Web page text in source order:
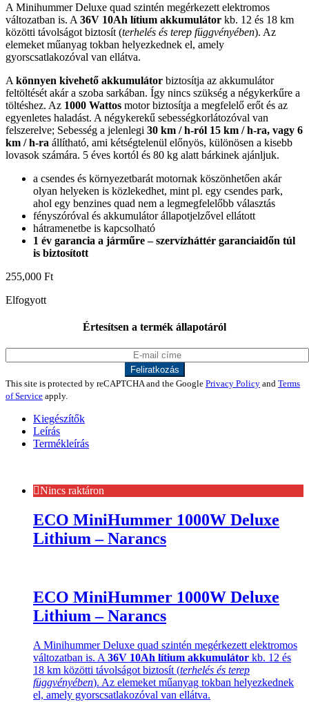
A Minihummer Deluxe quad szintén megérkezett elektromos
változatban is. A 36V 10Ah lítium akkumulátor kb. 12 és 18 km
közötti távolságot biztosít (terhelés és terep függvényében). Az
elemeket műanyag tokban helyezkednek el, amely
gyorscsatlakozóval van ellátva.
A könnyen kivehető akkumulátor biztosítja az akkumulátor
feltöltését akár a szoba sarkában. Így nincs szükség a négykerkűre a
töltéshez. Az 1000 Wattos motor biztosítja a megfelelő erőt és az
egyenletes haladást. A négykerekű sebességkorlátozóval van
felszerelve; Sebesség a jelenlegi 30 km / h-ról 15 km / h-ra, vagy 6
km / h-ra állítható, ami kétségtelenül előnyös, különösen a kisebb
lovasok számára. 5 éves kortól és 80 kg alatt bárkinek ajánljuk.
a csendes és környezetbarát motornak köszönhetően akár
olyan helyeken is közlekedhet, mint pl. egy csendes park,
ahol egy benzines quad nem a legmegfelelőbb választás
fényszóróval és akkumulátor állapotjelzővel ellátott
hátramenetbe is kapcsolható
1 év garancia a járműre – szervízháttér garanciaidőn túl
is biztosított
255,000 Ft
Elfogyott
Értesítsen a termék állapotáról
This site is protected by reCAPTCHA and the Google Privacy Policy and Terms
of Service apply.
Kiegészítők
Leírás
Termékleírás
Nincs raktáron
ECO MiniHummer 1000W Deluxe
Lithium – Narancs
ECO MiniHummer 1000W Deluxe
Lithium – Narancs
A Minihummer Deluxe quad szintén megérkezett elektromos
változatban is. A 36V 10Ah lítium akkumulátor kb. 12 és
18 km közötti távolságot biztosít (terhelés és terep
függvényében). Az elemeket műanyag tokban helyezkednek
el, amely gyorscsatlakozóval van ellátva.